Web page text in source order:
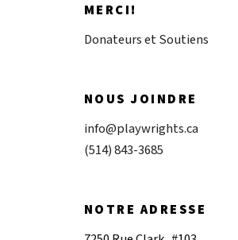
MERCI!
Donateurs et Soutiens
NOUS JOINDRE
info@playwrights.ca
(514) 843-3685
NOTRE ADRESSE